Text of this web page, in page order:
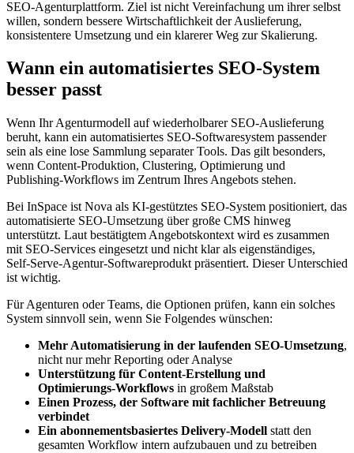
SEO‑Agenturplattform. Ziel ist nicht Vereinfachung um ihrer selbst
willen, sondern bessere Wirtschaftlichkeit der Auslieferung,
konsistentere Umsetzung und ein klarerer Weg zur Skalierung.
Wann ein automatisiertes SEO‑System
besser passt
Wenn Ihr Agenturmodell auf wiederholbarer SEO‑Auslieferung
beruht, kann ein automatisiertes SEO‑Softwaresystem passender
sein als eine lose Sammlung separater Tools. Das gilt besonders,
wenn Content‑Produktion, Clustering, Optimierung und
Publishing‑Workflows im Zentrum Ihres Angebots stehen.
Bei InSpace ist Nova als KI‑gestütztes SEO‑System positioniert, das
automatisierte SEO‑Umsetzung über große CMS hinweg
unterstützt. Laut bestätigtem Angebotskontext wird es zusammen
mit SEO‑Services eingesetzt und nicht klar als eigenständiges,
Self‑Serve‑Agentur‑Softwareprodukt präsentiert. Dieser Unterschied
ist wichtig.
Für Agenturen oder Teams, die Optionen prüfen, kann ein solches
System sinnvoll sein, wenn Sie Folgendes wünschen:
Mehr Automatisierung in der laufenden SEO‑Umsetzung,
nicht nur mehr Reporting oder Analyse
Unterstützung für Content‑Erstellung und
Optimierungs‑Workflows in großem Maßstab
Einen Prozess, der Software mit fachlicher Betreuung
verbindet
Ein abonnementsbasiertes Delivery‑Modell statt den
gesamten Workflow intern aufzubauen und zu betreiben